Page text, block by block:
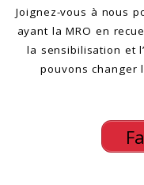
Joignez-vous à nous
ayant la MRO en
la sensibilisation et
pouvons changer